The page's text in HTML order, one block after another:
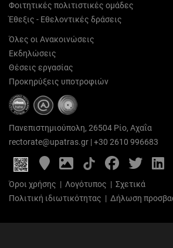
Φοιτητικές πολιτιστικές ομάδες
Έθεξις - Εθελοντικές δράσεις
Όλες οι Ανακοινώσεις
Εκδηλώσεις
Θέσεις εργασίας
Προκηρύξεις υποτροφιών
Πανεπιστημιούπολη, 26504 Ρίο, Αχαΐα
rectorate@upatras.gr |+30 2610 996683
Google
Maps
Photo
Gallery
Facebook
Όροι χρήσης | Λογότυπος | Σχετικά
Πολιτική ιδιωτικότητας | Δήλωση